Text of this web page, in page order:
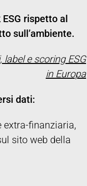
rispetto al
sull’ambiente.
e scoring ESG
in Europa
dati:
finanziaria,
sito web della